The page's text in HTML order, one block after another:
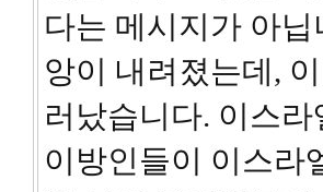
다는 메시지가 아
앙이 내려졌는데,
러났습니다. 이스
이방인들이 이스라